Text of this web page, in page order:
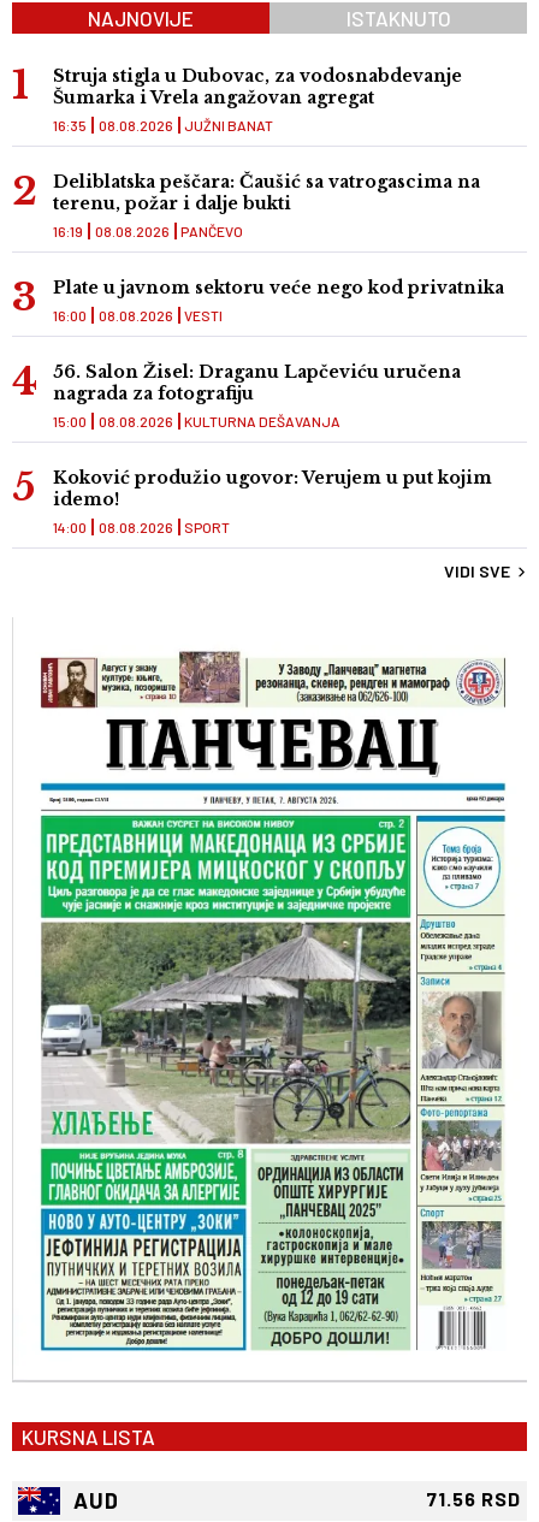
NAJNOVIJE ISTAKNUTO
Struja stigla u Dubovac, za vodosnabdevanje
Šumarka i Vrela angažovan agregat
JUŽNI BANAT
16:35 08.08.2026
Deliblatska peščara: Čaušić sa vatrogascima na
terenu, požar i dalje bukti
PANČEVO
16:19 08.08.2026
Plate u javnom sektoru veće nego kod privatnika
VESTI
16:00 08.08.2026
56. Salon Žisel: Draganu Lapčeviću uručena
nagrada za fotografiju
KULTURNA DEŠAVANJA
15:00 08.08.2026
Koković produžio ugovor: Verujem u put kojim
idemo!
SPORT
14:00 08.08.2026
VIDI SVE
KURSNA LISTA
AUD 71.56 RSD